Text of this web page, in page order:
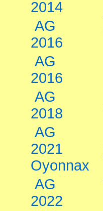
2014
AG
2016
AG
2016
AG
2018
AG
2021
Oyonnax
AG
2022